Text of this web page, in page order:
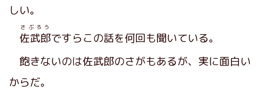
しい。
佐武郎
さぶろう
ですらこの話を何回も聞いている。
飽きないのは佐武郎のさがもあるが、実に面白い
からだ。